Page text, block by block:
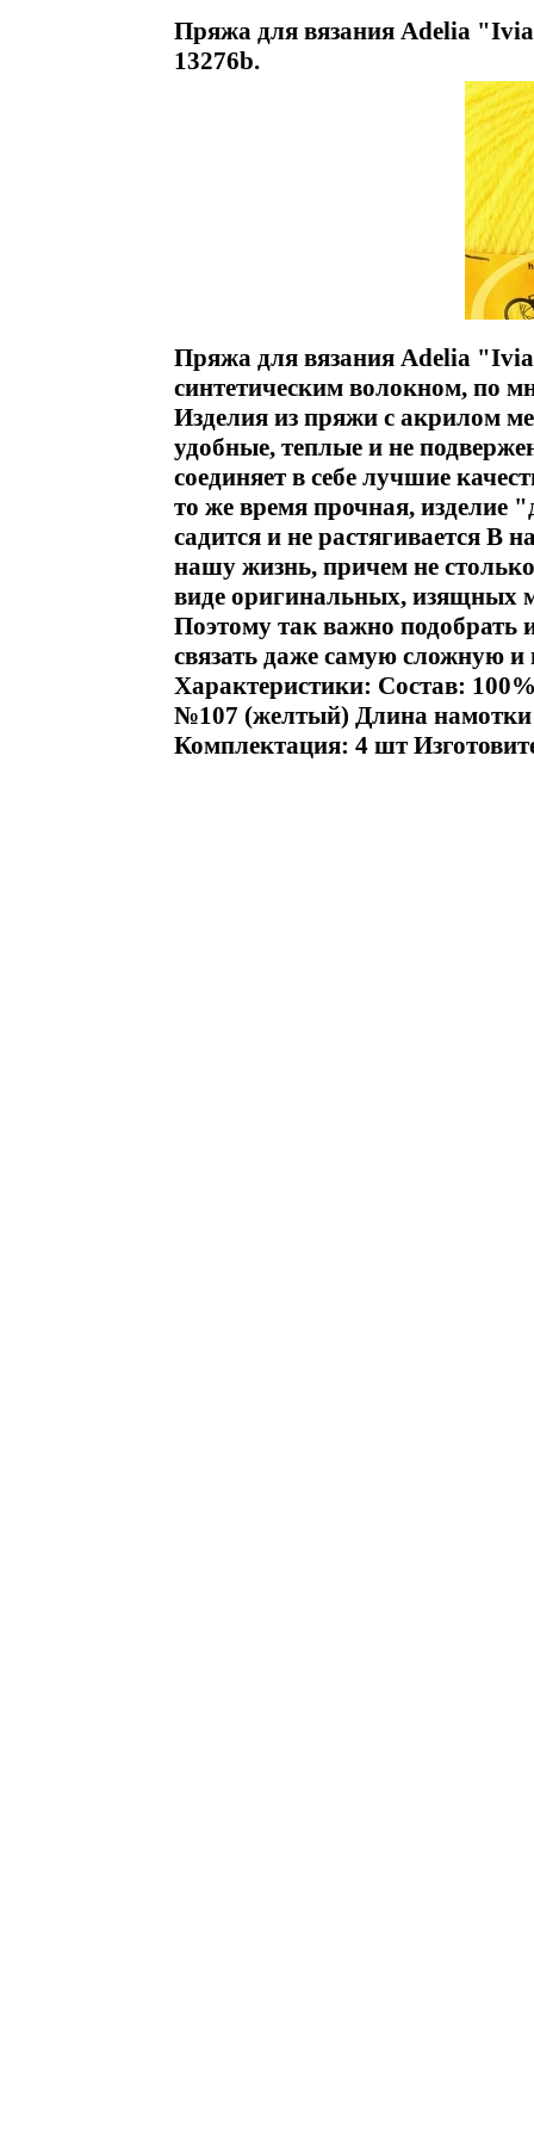
Пряжа для вязания Adelia
13276b.
Пряжа для вязания Adelia
синтетическим волокном, по
Изделия из пряжи с акрилом
удобные, теплые и не
соединяет в себе лучшие
то же время прочная,
садится и не растягивается В
нашу жизнь, причем не
виде оригинальных, изящных
Поэтому так важно подобрать
связать даже самую сложную
Характеристики: Состав:
№107 (желтый) Длина намотки
Комплектация: 4 шт